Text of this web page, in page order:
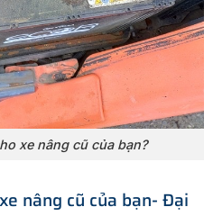
xe nâng cũ của bạn?
nâng cũ của bạn- Đại